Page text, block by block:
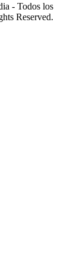
- Todos los
Reserved.